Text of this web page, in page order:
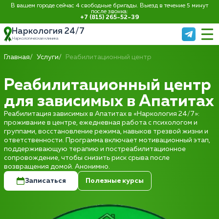
В вашем городе сейчас 4 свободные бригады. Выезд в течение 5 минут
после звонка:
+7 (815) 265-52-39
Наркология 24/7
Наркологическая клиника
Главная Услуги Реабилитационный центр
Реабилитационный центр
для зависимых в Апатитах
Реабилитация зависимых в Апатитах в «Наркология 24/7»:
проживание в центре, ежедневная работа с психологом и
группами, восстановление режима, навыков трезвой жизни и
ответственности. Программа включает мотивационный этап,
поддерживающую терапию и постреабилитационное
сопровождение, чтобы снизить риск срыва после
возвращения домой. Анонимно.
Записаться Полезные курсы